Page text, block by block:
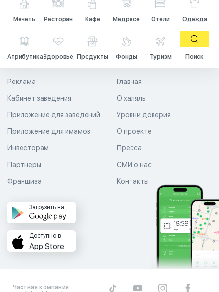
Мечеть Ресторан Кафе Медресе Отели Одежда
АтрибутикаЗдоровье Продукты Фонды Туризм Поиск
Главная
О халяль
Уровни доверия
Реклама
Кабинет заведения
Приложение для заведений
Приложение для имамов О проекте
Пресса
СМИ о нас
Контакты
Инвесторам
Партнеры
Франшиза
Загрузить на
Доступно в
App Store
Частная компания